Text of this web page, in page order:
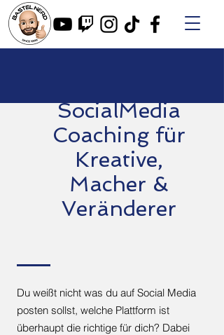
SocialMedia
Coaching für
Kreative,
Macher &
Veränderer
Du weißt nicht was du auf Social Media
posten sollst, welche Plattform ist
überhaupt die richtige für dich? Dabei